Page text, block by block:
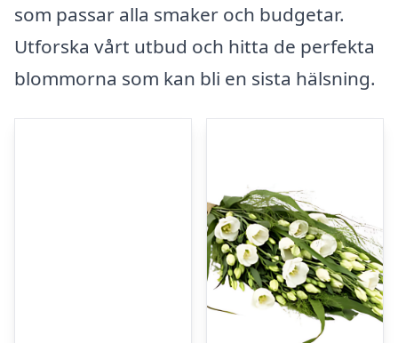
som passar alla smaker och budgetar.
Utforska vårt utbud och hitta de perfekta
blommorna som kan bli en sista hälsning.